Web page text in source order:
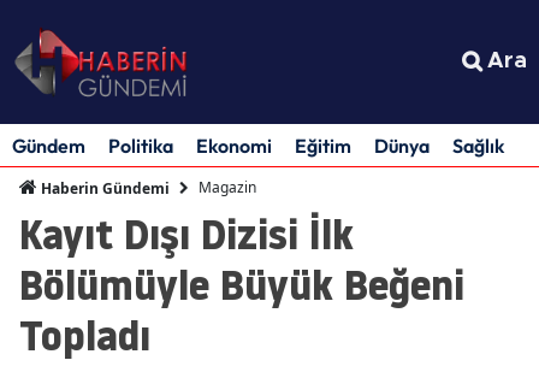
Ara
Gündem Politika Ekonomi Eğitim Dünya Sağlık
Haberin Gündemi Magazin
Kayıt Dışı Dizisi İlk
Bölümüyle Büyük Beğeni
Topladı